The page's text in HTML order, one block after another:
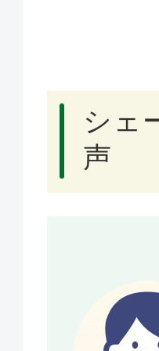
シェ
声